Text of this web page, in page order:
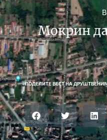
Мокрин
ПОДЕЛИТЕ ВЕСТ НА